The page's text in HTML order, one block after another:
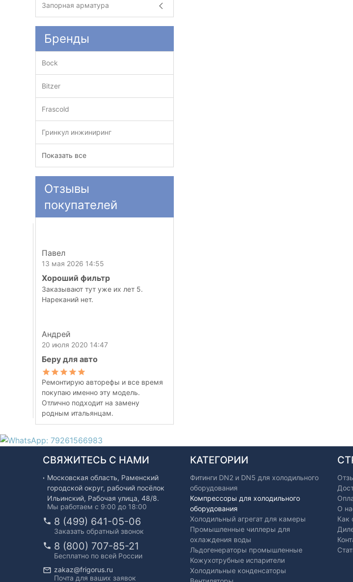
Запорная арматура
Бренды
Bock
Bitzer
Frascold
Гринкул инжиниринг
Показать все
Отзывы
покупателей
Павел
13 мая 2026 14:55
Хороший фильтр
Заказывают тут уже их лет 5.
Нареканий нет.
Андрей
20 июля 2020 14:47
Беру для авто
Ремонтирую авторефы и все время
покупаю именно эту модель.
Отлично подходит на замену
родным итальянцам.
СВЯЖИТЕСЬ С НАМИ
Московская область, Раменский
городской округ, рабочий посёлок
Ильинский, Рабочая улица, 48/8.
Мы работаем с 9:00 до 18:00
8 (499) 641-05-06
Заказать обратный звонок
8 (800) 707-85-21
Бесплатно по всей России
zakaz@frigorus.ru
Почта для ваших заявок
КАТЕГОРИИ
Фитинги DN2 и DN5 для холодильного
оборудования
Компрессоры для холодильного
оборудования
Холодильный агрегат для камеры
Промышленные чиллеры для
охлаждения воды
Льдогенераторы промышленные
Кожухотрубные испарители
Холодильные конденсаторы
О
Как